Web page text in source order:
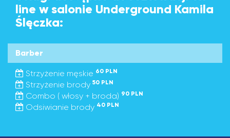
line w salonie Underground Kamila
Ślęczka:
Barber
Strzyżenie męskie 60 PLN
Strzyżenie brody 50 PLN
Combo ( włosy + broda) 90 PLN
Odsiwianie brody 40 PLN